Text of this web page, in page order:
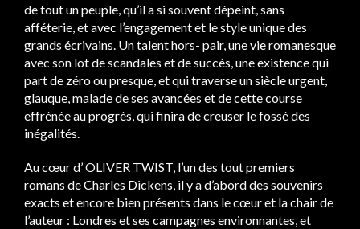
de tout un peuple, qu’il a si souvent dépeint, sans
afféterie, et avec l’engagement et le style unique des
grands écrivains. Un talent hors- pair, une vie romanesque
avec son lot de scandales et de succès, une existence qui
part de zéro ou presque, et qui traverse un siècle urgent,
glauque, malade de ses avancées et de cette course
effrénée au progrès, qui finira de creuser le fossé des
inégalités.
Au cœur d’ OLIVER TWIST, l’un des tout premiers
romans de Charles Dickens, il y a d’abord des souvenirs
exacts et encore bien présents dans le cœur et la chair de
l’auteur : Londres et ses campagnes environnantes, et